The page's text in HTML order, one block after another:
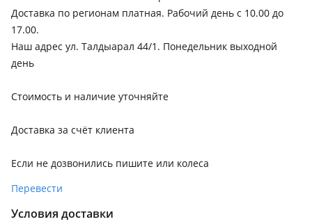
1982 - 1986 V10
Toyota Corolla
2000 - 2008 E120 (E12/ZER/ZZE12/R1)
1990 - 2000 XR10/XR20 (R1/R2)
Toyota Scepter
Toyota Estima Emina
1992 - 1996 1 поколение (R1/R2)
BMW 525
Доставка по регионам платная. Рабочий день с 10.00 до
17.00.
Наш адрес ул. Талдыарал 44/1. Понедельник выходной
день
Стоимость и наличие уточняйте
Доставка за счёт клиента
Если не дозвонились пишите или колеса
Перевести
Условия доставки